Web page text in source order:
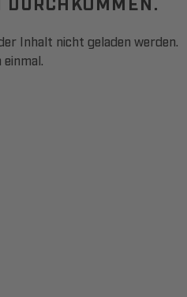
Inhalt nicht geladen werden.